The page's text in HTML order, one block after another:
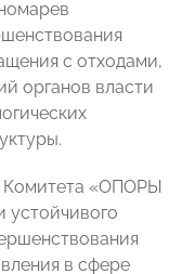
с отходами,
органов власти
Комитета «ОПОРЫ
в сфере